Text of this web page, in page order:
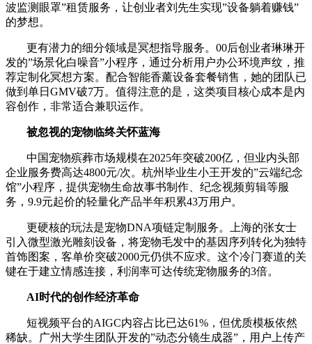
波监测眼罩”租赁服务，让创业者刘先生实现”设备躺着赚钱”
的梦想。
更有潜力的细分领域是冥想指导服务。00后创业者琳琳开
发的”场景化白噪音”小程序，通过分析用户办公环境声纹，推
荐定制化冥想方案。配合智能香薰设备套餐销售，她的团队已
做到单日GMV破7万。值得注意的是，这类项目核心成本是内
容创作，非常适合兼职运作。
被忽视的宠物临终关怀蓝海
中国宠物殡葬市场规模在2025年突破200亿，但业内头部
企业服务费高达4800元/次。杭州毕业生小王开发的”云端纪念
馆”小程序，提供宠物生命故事书制作、纪念视频剪辑等服
务，9.9元起价的轻量化产品半年积累43万用户。
更硬核的玩法是宠物DNA项链定制服务。上海的张女士
引入微型激光雕刻设备，将宠物毛发中的基因序列转化为独特
首饰图案，客单价突破2000元仍供不应求。这个冷门赛道的关
键在于建立情感连接，利润率可达传统宠物服务的3倍。
AI时代的创作经济革命
短视频平台的AIGC内容占比已达61%，但优质模板依然
稀缺。广州大学生团队开发的”动态分镜生成器”，用户上传产